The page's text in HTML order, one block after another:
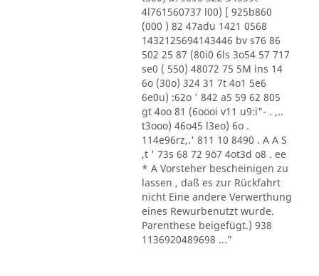
4l761560737 l00) [ 925b860
(000 ) 82 47adu 1421 0568
1432125694143446 bv s76 86
502 25 87 (80i0 6ls 3o54 57 717
se0 ( 550) 48072 75 5M ins 14
6o (30o) 324 31 7t 4o1 5e6
6e0u) :62o ' 842 a5 59 62 805
gt 4oo 81 (6oooi v11 u9:i"- . ,..
t3ooo) 46o45 l3eo) 6o .
114e96rz,.' 811 10 8490 . A A S
,t ' 73s 68 72 9ö7 4ot3d o8 . ee
* A Vorsteher bescheinigen zu
lassen , daß es zur Rückfahrt
nicht Eine andere Verwerthung
eines Rewurbenutzt wurde.
Parenthese beigefügt.) 938
1136920489698 ..."